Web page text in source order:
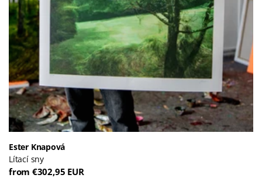
Ester Knapová
Lítací sny
from €302,95 EUR